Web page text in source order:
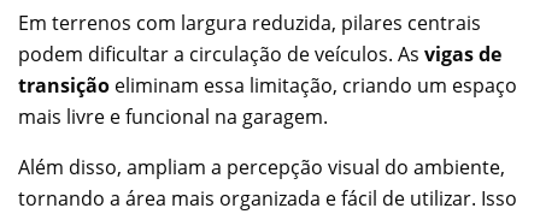
Em terrenos com largura reduzida, pilares centrais
podem dificultar a circulação de veículos. As vigas de
transição eliminam essa limitação, criando um espaço
mais livre e funcional na garagem.
Além disso, ampliam a percepção visual do ambiente,
tornando a área mais organizada e fácil de utilizar. Isso